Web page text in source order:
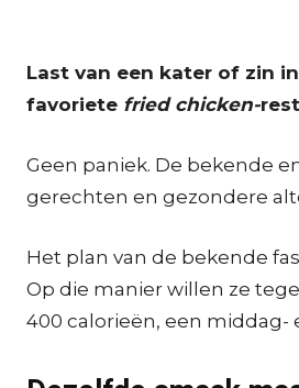
Last van een kater of zin
favoriete fried chicken-
Geen paniek. De bekende
gerechten en gezondere
Het plan van de bekende
Op die manier willen ze
400 calorieën, een middag-